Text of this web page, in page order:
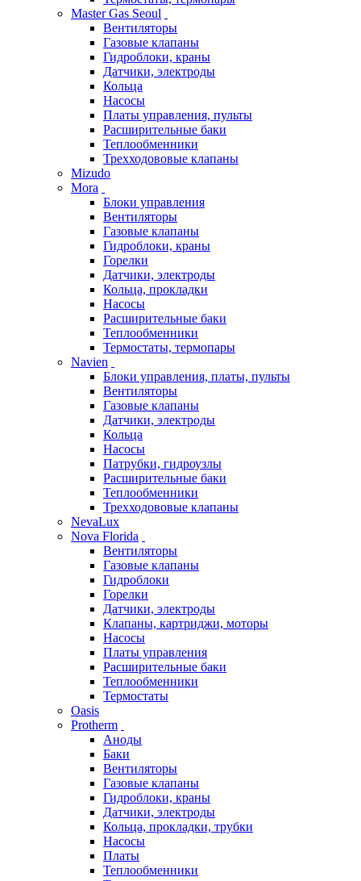
Master Gas Seoul
Вентиляторы
Газовые клапаны
Гидроблоки, краны
Датчики, электроды
Кольца
Насосы
Платы управления, пульты
Расширительные баки
Теплообменники
Трехходововые клапаны
Mizudo
Mora
Блоки управления
Вентиляторы
Газовые клапаны
Гидроблоки, краны
Горелки
Датчики, электроды
Кольца, прокладки
Насосы
Расширительные баки
Теплообменники
Термостаты, термопары
Navien
Блоки управления, платы, пульты
Вентиляторы
Газовые клапаны
Датчики, электроды
Кольца
Насосы
Патрубки, гидроузлы
Расширительные баки
Теплообменники
Трехходововые клапаны
NevaLux
Nova Florida
Вентиляторы
Газовые клапаны
Гидроблоки
Горелки
Датчики, электроды
Клапаны, картриджи, моторы
Насосы
Платы управления
Расширительные баки
Теплообменники
Термостаты
Oasis
Protherm
Аноды
Баки
Вентиляторы
Газовые клапаны
Гидроблоки, краны
Датчики, электроды
Кольца, прокладки, трубки
Насосы
Платы
Теплообменники